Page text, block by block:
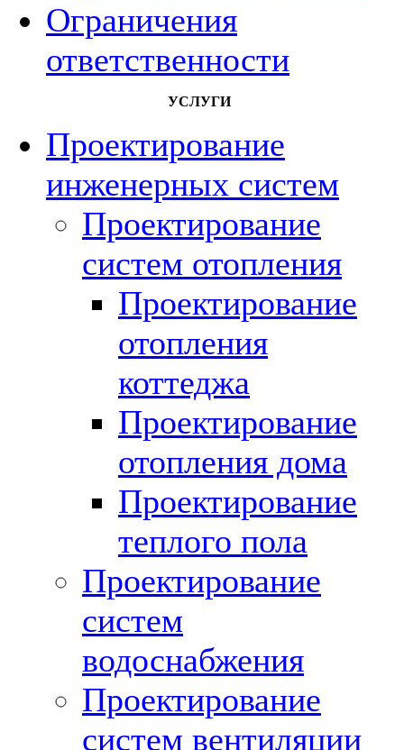
Ограничения
ответственности
УСЛУГИ
Проектирование
инженерных систем
Проектирование
систем отопления
Проектирование
отопления
коттеджа
Проектирование
отопления дома
Проектирование
теплого пола
Проектирование
систем
водоснабжения
Проектирование
систем вентиляции